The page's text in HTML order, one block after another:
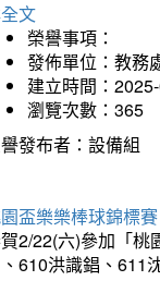
文
榮譽事項：
發佈單位：教務
建立時間：
瀏覽次數：365
發布者：設備組
盃樂樂棒球錦標賽
2/22(六)參加「桃
610洪識錩、611